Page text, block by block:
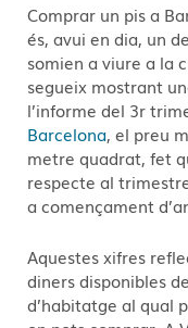
Comprar un pis a
és, avui en dia, un
somien a viure a la
segueix mostrant
l’informe del 3r
Barcelona, el preu
metre quadrat, fet
respecte al
a començament
Aquestes xifres
diners disponibles
d’habitatge al qual